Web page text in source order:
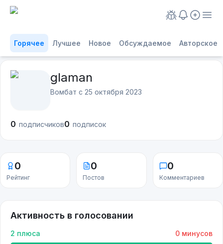
Горячее Лучшее Новое Обсуждаемое Авторское
glaman
Вомбат с 25 октября 2023
0 подписчиков0 подписок
0
Рейтинг
0
Постов
0
Комментариев
Активность в голосовании
2 плюса 0 минусов